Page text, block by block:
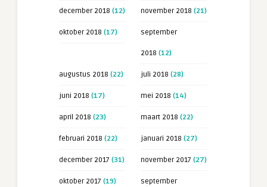
december 2018 (12) november 2018 (21)
oktober 2018 (17) september
2018 (12)
augustus 2018 (22) juli 2018 (28)
juni 2018 (17) mei 2018 (14)
april 2018 (23) maart 2018 (22)
februari 2018 (22) januari 2018 (27)
december 2017 (31) november 2017 (27)
oktober 2017 (19) september